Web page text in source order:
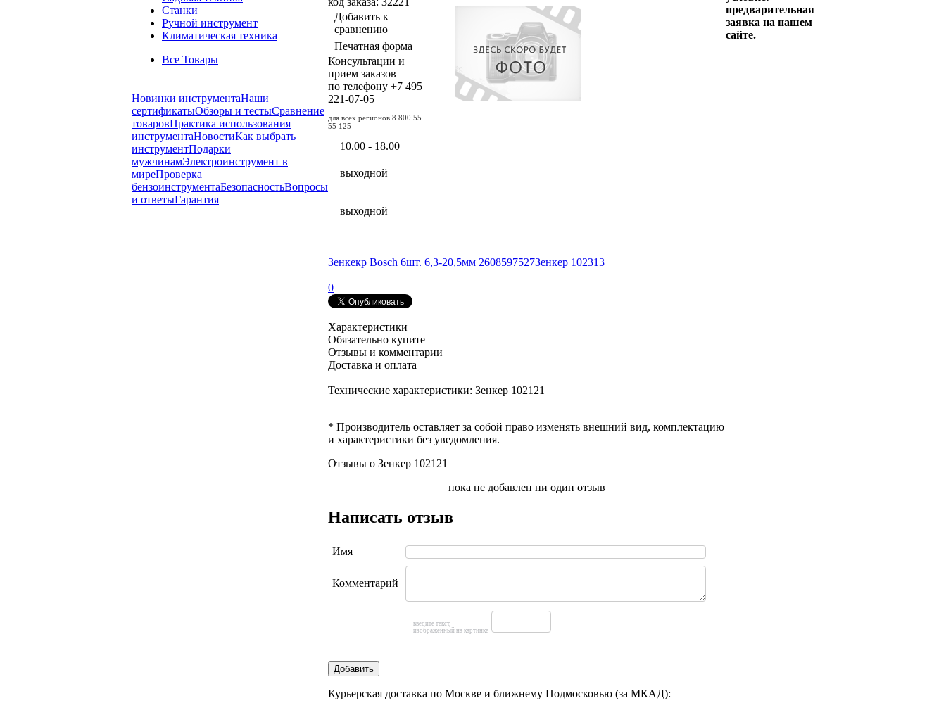
Станки
Ручной инструмент
Климатическая техника
Все Товары
Новинки инструментаНаши
сертификатыОбзоры и тестыСравнение
товаровПрактика использования
инструментаНовостиКак выбрать
инструментПодарки
мужчинамЭлектроинструмент в
миреПроверка
бензоинструментаБезопасностьВопросы
и ответыГарантия
Добавить к
сравнению
Печатная форма
Консультации и
прием заказов
по телефону +7 495
221-07-05
для всех регионов 8 800 55
55 125
10.00 - 18.00
выходной
выходной
Зенкекр Bosch 6шт. 6,3-20,5мм 2608597527Зенкер 102313
0
Характеристики
Обязательно купите
Отзывы и комментарии
Доставка и оплата
Технические характеристики: Зенкер 102121
* Производитель оставляет за собой право изменять внешний вид, комплектацию
и характеристики без уведомления.
Отзывы о Зенкер 102121
пока не добавлен ни один отзыв
Написать отзыв
Имя
Комментарий
введите текст,
изображенный на картинке
Добавить
Курьерская доставка по Москве и ближнему Подмосковью (за МКАД):
предварительная
заявка на нашем
сайте.